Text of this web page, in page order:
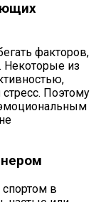
факторов,
Некоторые из
стресс. Поэтому
в